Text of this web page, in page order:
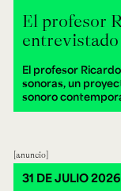
El profesor
El profesor
sonoras, un
sonoro
anuncio
31 DE JULIO 2026